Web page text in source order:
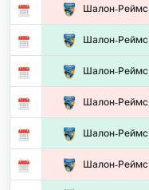
Шалон-Реймс
Шалон-Реймс
Шалон-Реймс
Шалон-Реймс
Шалон-Реймс
Шалон-Реймс